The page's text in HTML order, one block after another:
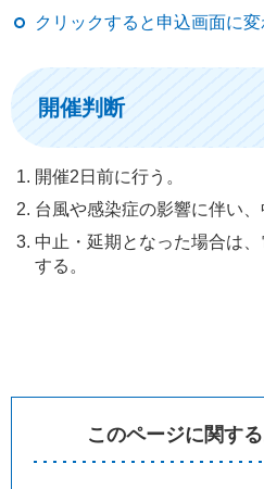
クリックすると申込画面に変
開催判断
開催2日前に行う。
台風や感染症の影響に伴い、
中止・延期となった場合は
する。
このページに関す